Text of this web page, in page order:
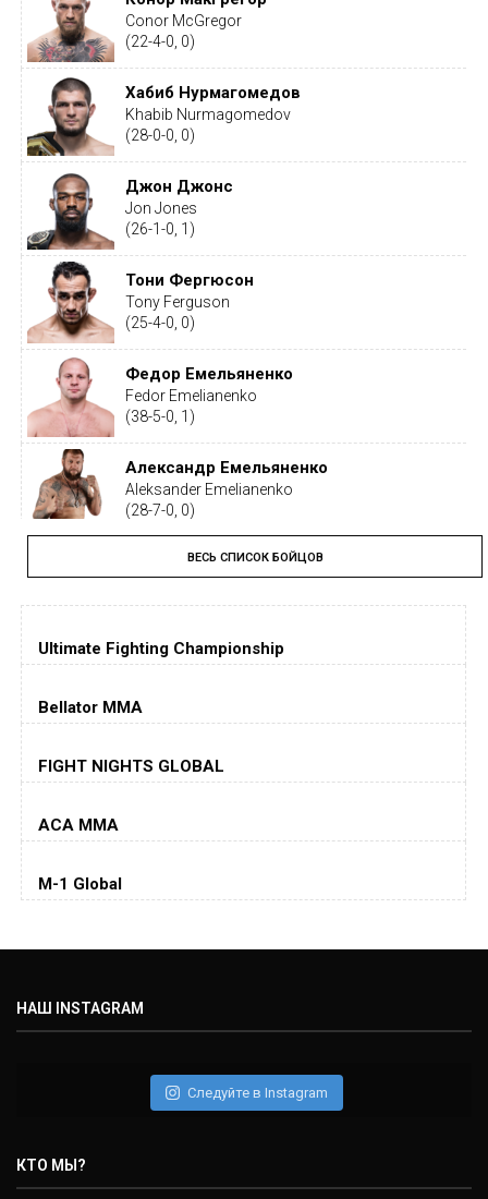
Conor McGregor
(22-4-0, 0)
Хабиб Нурмагомедов
Khabib Nurmagomedov
(28-0-0, 0)
Джон Джонс
Jon Jones
(26-1-0, 1)
Тони Фергюсон
Tony Ferguson
(25-4-0, 0)
Федор Емельяненко
Fedor Emelianenko
(38-5-0, 1)
Александр Емельяненко
Aleksander Emelianenko
(28-7-0, 0)
Тайрон Вудли
Tyron Woodley
(19-5-1, 0)
Дастин Порье
(26-6-0, 1)
Jorge Masvidal
Колби Ковингтон
Дэниель Кормье
(22-2-0, 1)
ВЕСЬ СПИСОК БОЙЦОВ
Ultimate Fighting Championship
Bellator MMA
FIGHT NIGHTS GLOBAL
ACA MMA
M-1 Global
НАШ INSTAGRAM
Следуйте в Instagram
КТО МЫ?